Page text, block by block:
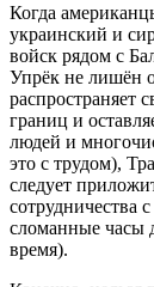
Когда
украинский и
войск рядом с
Упрёк не лишён
распространяет
границ и
людей и
это с трудом),
следует
сотрудничества
сломанные часы
время).